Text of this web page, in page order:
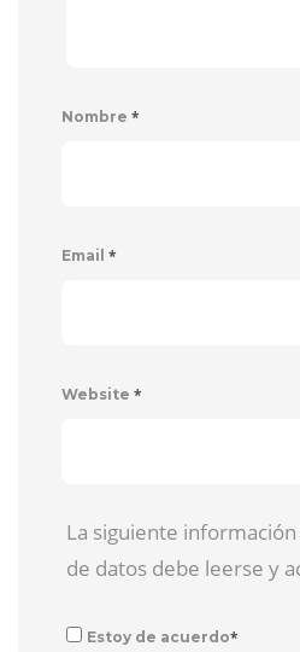
Nombre *
Email *
Website *
La siguiente
de datos debe leerse y
Estoy de acuerdo*